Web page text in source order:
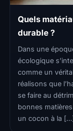
Quels
durable ?
Dans une
écologique
comme un
réalisons que
se faire au
bonnes
un cocon à la